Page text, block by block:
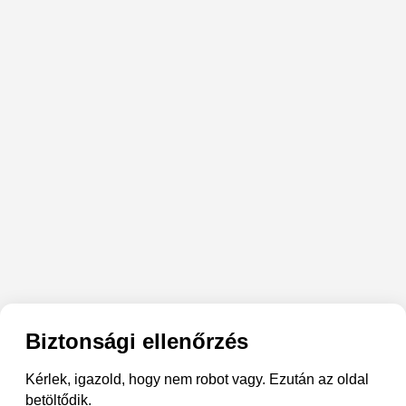
Biztonsági ellenőrzés
Kérlek, igazold, hogy nem robot vagy. Ezután az oldal
betöltődik.